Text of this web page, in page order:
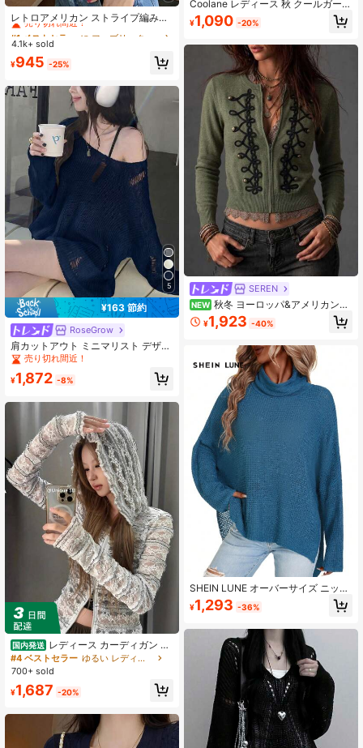
レトロアメリカン ストライプ編みク
ロップドタンクトップ レディース、
フィットしたミドリフ露出サマーキ
ャミソール、ランダムファブリック
売り切れ間近！
#1 ベストセラー
売り切れ間近！
#1 ベストセラー
売り切れ間近！
#1 ベストセラー
に ファブリック 肌に優しいデイリートップス
4.1k+ sold
¥945 -25%
5
¥163 節約
RoseGrow
肩カットアウト ミニマリスト デザイ
ン ディストレス プルオーバーセータ
ー、外出、デート、家庭、通勤に適
しています、秋冬
売り切れ間近！
¥1,872 -8%
国内発送 レディース カーディガン オ
ールシーズン フード付き レース 透
け感 シースルー ジッパー 軽量 長袖
ウター 前開き 羽織り レイヤード オ
フィス パーティー お呼ばれ 日常 カ
ジュアル
#4 ベストセラー
ゆるい レディースカーディガン
700+ sold
¥1,687 -20%
Coolane レディース 秋 クールガール
ストリートウェア アウトフィット ビ
ンテージ オフショルダー オーバーサ
セーター
¥1,090 -20%
SEREN
NEW 秋冬 ヨーロッパ&アメリカンス
タイル ヴィンテージ フロッグボタン
多用途 ジッパー カーディガン ニッ
¥1,923 -40%
SHEIN LUNE オーバーサイズ ニット
タートルネック ルーズカジュアルセ
ーター、秋冬
¥1,293 -36%